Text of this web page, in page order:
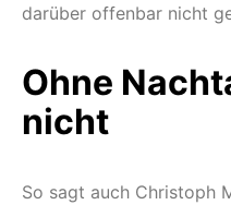
darüber offenbar nicht
Ohne
nicht
So sagt auch Christoph